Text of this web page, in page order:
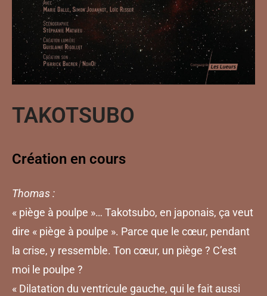
TAKOTSUBO
Création en cours
Thomas :
« piège à poulpe »… Takotsubo, en japonais, ça veut
dire « piège à poulpe ». Parce que le cœur, pendant
la crise, y ressemble. Ton cœur, un piège ? C’est
moi le poulpe ?
« Dilatation du ventricule gauche, qui le fait aussi